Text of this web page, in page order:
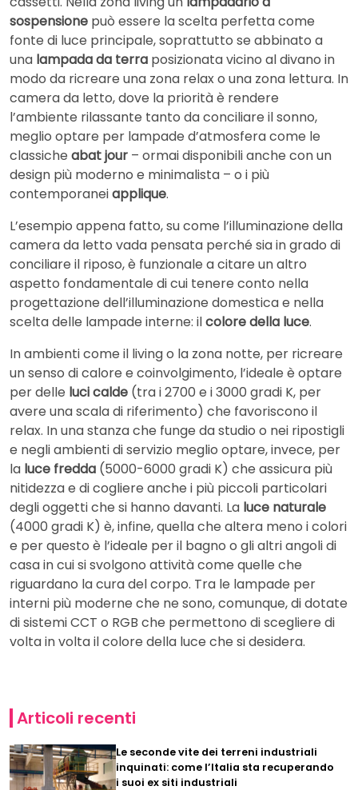
sospensione può essere la scelta perfetta come
fonte di luce principale, soprattutto se abbinato a
una lampada da terra posizionata vicino al divano in
modo da ricreare una zona relax o una zona lettura. In
camera da letto, dove la priorità è rendere
l’ambiente rilassante tanto da conciliare il sonno,
meglio optare per lampade d’atmosfera come le
classiche abat jour – ormai disponibili anche con un
design più moderno e minimalista – o i più
contemporaneiapplique.
L’esempio appena fatto, su come l’illuminazione della
camera da letto vada pensata perché sia in grado di
conciliare il riposo, è funzionale a citare un altro
aspetto fondamentale di cui tenere conto nella
progettazione dell’illuminazione domestica e nella
scelta delle lampade interne: ilcolore della luce.
In ambienti come il living o la zona notte, per ricreare
un senso di calore e coinvolgimento, l’ideale è optare
per delle luci calde (tra i 2700 e i 3000 gradi K, per
avere una scala di riferimento) che favoriscono il
relax. In una stanza che funge da studio o nei ripostigli
e negli ambienti di servizio meglio optare, invece, per
la luce fredda (5000-6000 gradi K) che assicura più
nitidezza e di cogliere anche i più piccoli particolari
degli oggetti che si hanno davanti. La luce naturale
(4000 gradi K) è, infine, quella che altera meno i colori
e per questo è l’ideale per il bagno o gli altri angoli di
casa in cui si svolgono attività come quelle che
riguardano la cura del corpo. Tra le lampade per
interni più moderne che ne sono, comunque, di dotate
di sistemi CCT o RGB che permettono di scegliere di
volta in volta il colore della luce che si desidera.
Articoli recenti
Le seconde vite dei terreni industriali
inquinati: come l’Italia sta recuperando
i suoi ex siti industriali